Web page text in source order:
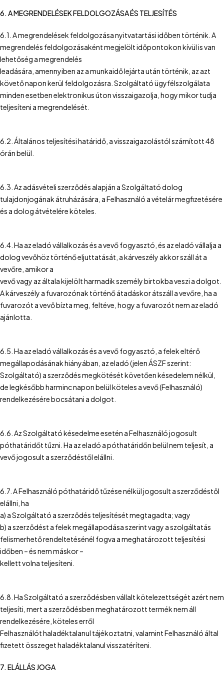
6. A MEGRENDELÉSEK FELDOLGOZÁSA ÉS TELJESÍTÉS
6.1. A megrendelések feldolgozása nyitvatartási időben történik. A
megrendelés feldolgozásaként megjelölt időpontokon kívül is van
lehetőség a megrendelés
leadására, amennyiben az a munkaidő lejárta után történik, az azt
követő napon kerül feldolgozásra. Szolgáltató ügyfélszolgálata
minden esetben elektronikus úton visszaigazolja, hogy mikor tudja
teljesíteni a megrendelését.
6.2. Általános teljesítési határidő, a visszaigazolástól számított 48
órán belül.
6.3. Az adásvételi szerződés alapján a Szolgáltató dolog
tulajdonjogának átruházására, a Felhasználó a vételár megfizetésére
és a dolog átvételére köteles.
6.4. Ha az eladó vállalkozás és a vevő fogyasztó, és az eladó vállalja a
dolog vevőhöz történő eljuttatását, a kárveszély akkor száll át a
vevőre, amikor a
vevő vagy az általa kijelölt harmadik személy birtokba veszi a dolgot.
A kárveszély a fuvarozónak történő átadáskor átszáll a vevőre, ha a
fuvarozót a vevő bízta meg, feltéve, hogy a fuvarozót nem az eladó
ajánlotta.
6.5. Ha az eladó vállalkozás és a vevő fogyasztó, a felek eltérő
megállapodásának hiányában, az eladó (jelen ÁSZF szerint:
Szolgáltató) a szerződés megkötését követően késedelem nélkül,
de legkésőbb harminc napon belül köteles a vevő (Felhasználó)
rendelkezésére bocsátani a dolgot.
6.6. Az Szolgáltató késedelme esetén a Felhasználó jogosult
póthatáridőt tűzni. Ha az eladó a póthatáridőn belül nem teljesít, a
vevő jogosult a szerződéstől elállni.
6.7. A Felhasználó póthatáridő tűzése nélkül jogosult a szerződéstől
elállni, ha
a) a Szolgáltató a szerződés teljesítését megtagadta; vagy
b) a szerződést a felek megállapodása szerint vagy a szolgáltatás
felismerhető rendeltetésénél fogva a meghatározott teljesítési
időben – és nem máskor –
kellett volna teljesíteni.
6.8. Ha Szolgáltató a szerződésben vállalt kötelezettségét azért nem
teljesíti, mert a szerződésben meghatározott termék nem áll
rendelkezésére, köteles erről
Felhasználót haladéktalanul tájékoztatni, valamint Felhasználó által
fizetett összeget haladéktalanul visszatéríteni.
7. ELÁLLÁS JOGA